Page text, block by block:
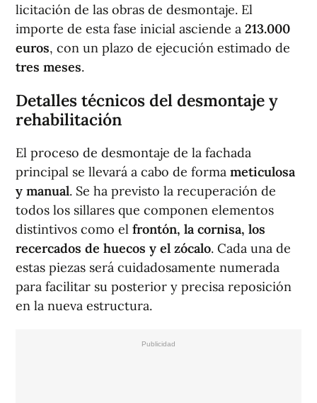
licitación de las obras de desmontaje. El
importe de esta fase inicial asciende a 213.000
euros, con un plazo de ejecución estimado de
tres meses.
Detalles técnicos del desmontaje y
rehabilitación
El proceso de desmontaje de la fachada
principal se llevará a cabo de forma meticulosa
y manual. Se ha previsto la recuperación de
todos los sillares que componen elementos
distintivos como el frontón, la cornisa, los
recercados de huecos y el zócalo. Cada una de
estas piezas será cuidadosamente numerada
para facilitar su posterior y precisa reposición
en la nueva estructura.